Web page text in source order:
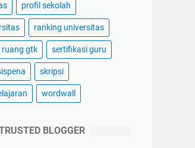
profil sekolah
ranking universitas
ruang gtk sertifikasi guru
skripsi
wordwall
BLOGGER